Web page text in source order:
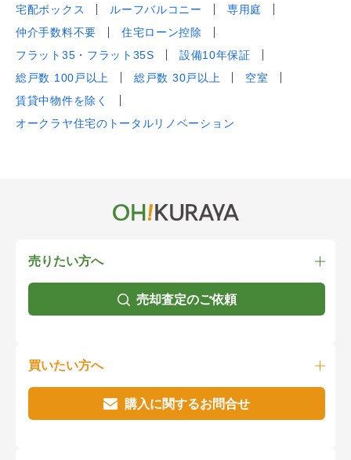
宅配ボックス
ルーフバルコニー
専用庭
仲介手数料不要
住宅ローン控除
フラット35・フラット35S
設備10年保証
総戸数 100戸以上
総戸数 30戸以上
空室
賃貸中物件を除く
オークラヤ住宅のトータルリノベーション
売りたい方へ
売却査定のご依頼
買いたい方へ
購入に関するお問合せ